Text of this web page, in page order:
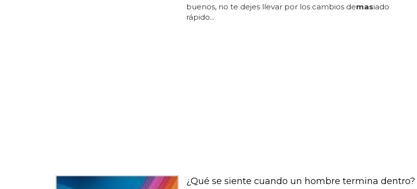
buenos, no te dejes llevar por los cambios demasiado
rápido...
¿Qué se siente cuando un hombre termina dentro?